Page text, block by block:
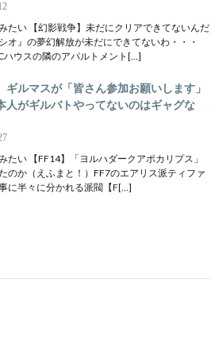
たい 【幻影戦争】未だにクリアできてないんだ
オ』の夢幻解放が未だにできてないわ・・・
ハウスの隣のアパルトメント[…]
ギルマスが「皆さん参加お願いします」
人がギルバトやってないのはギャグな
たい 【FF14】「ヨルハダークアポカリプス」
のか（えふまと！）FF7のエアリス派ティファ
に半々に分かれる派閥【F[…]